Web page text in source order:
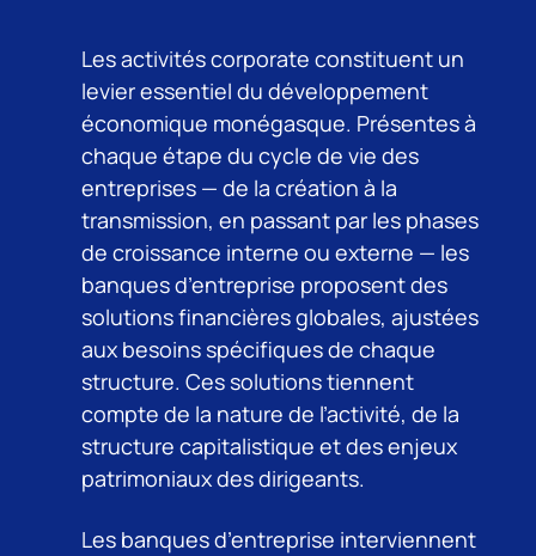
Les activités corporate constituent un
levier essentiel du développement
économique monégasque. Présentes à
chaque étape du cycle de vie des
entreprises — de la création à la
transmission, en passant par les phases
de croissance interne ou externe — les
banques d’entreprise proposent des
solutions financières globales, ajustées
aux besoins spécifiques de chaque
structure. Ces solutions tiennent
compte de la nature de l’activité, de la
structure capitalistique et des enjeux
patrimoniaux des dirigeants.
Les banques d’entreprise interviennent